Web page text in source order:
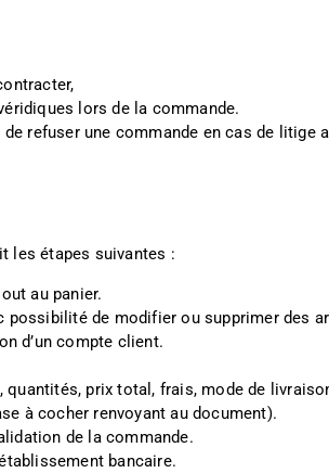
lors de la commande.
de refuser une commande en cas de litige
les étapes suivantes :
au panier.
possibilité de modifier ou supprimer des
d’un compte client.
prix total, frais, mode de
à cocher renvoyant au document).
de la commande.
bancaire.